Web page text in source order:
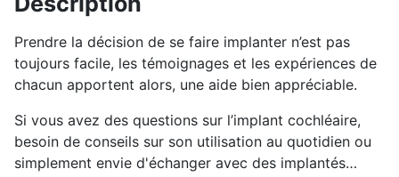
Prendre la décision de se faire implanter n’est pas
toujours facile, les témoignages et les expériences de
chacun apportent alors, une aide bien appréciable.
Si vous avez des questions sur l’implant cochléaire,
besoin de conseils sur son utilisation au quotidien ou
simplement envie d'échanger avec des implantés…